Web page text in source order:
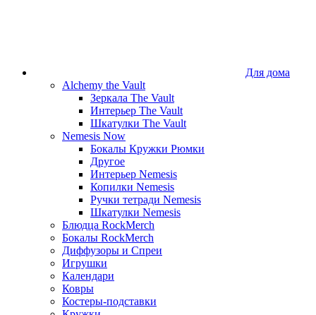
Для дома
Alchemy the Vault
Зеркала The Vault
Интерьер The Vault
Шкатулки The Vault
Nemesis Now
Бокалы Кружки Рюмки
Другое
Интерьер Nemesis
Копилки Nemesis
Ручки тетради Nemesis
Шкатулки Nemesis
Блюдца RockMerch
Бокалы RockMerch
Диффузоры и Спреи
Игрушки
Календари
Ковры
Костеры-подставки